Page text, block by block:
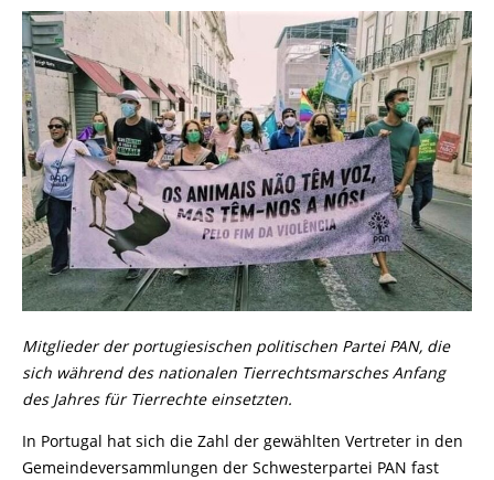
Mitglieder der portugiesischen politischen Partei PAN, die
sich während des nationalen Tierrechtsmarsches Anfang
des Jahres für Tierrechte einsetzten.
In Portugal hat sich die Zahl der gewählten Vertreter in den
Gemeindeversammlungen der Schwesterpartei PAN fast